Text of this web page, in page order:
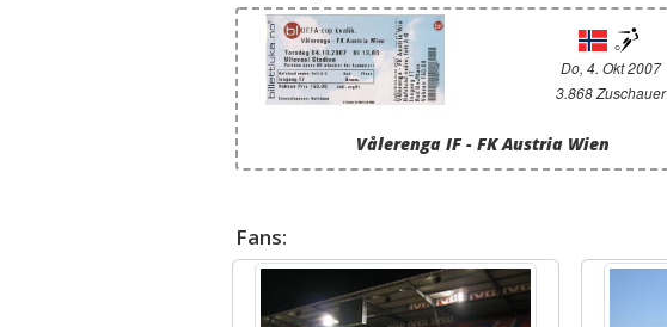
Do, 4. Okt 2007
3.868 Zuschauer
Vålerenga IF - FK Austria Wien
Fans: